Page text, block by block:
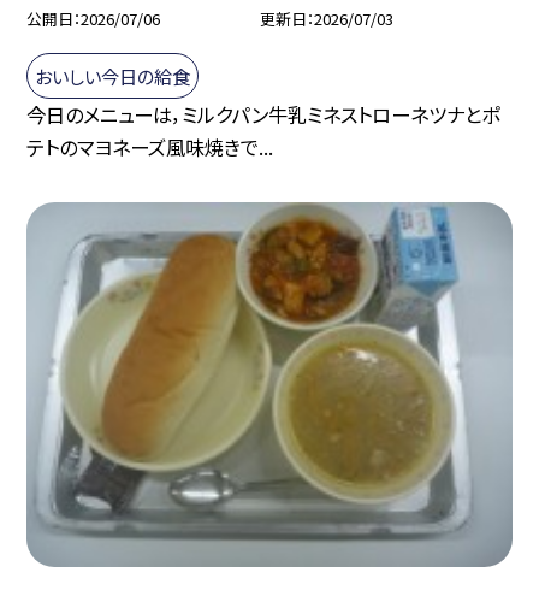
公開日 2026/07/06 更新日 2026/07/03
おいしい今日の給食
今日のメニューは，ミルクパン牛乳ミネストローネツナとポ
テトのマヨネーズ風味焼きで...